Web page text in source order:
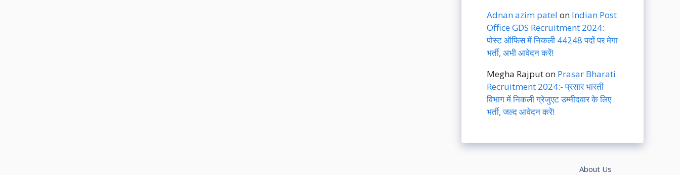
Adnan azim patel on Indian Post
Office GDS Recruitment 2024:
पोस्ट ऑफिस में निकली 44248 पदों पर मेगा
भर्ती, अभी आवेदन करें!
Megha Rajputon Prasar Bharati
Recruitment 2024:- प्रसार भारती
विभाग में निकली ग्रेजुएट उम्मीदवार के लिए
भर्ती, जल्द आवेदन करें!
About Us